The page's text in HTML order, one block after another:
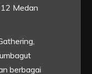
Medan
berbagai